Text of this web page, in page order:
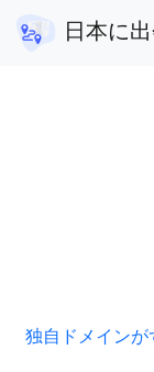
日本に
アフィ
独自ドメイン